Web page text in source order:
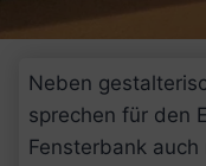
Neben
sprechen für den
Fensterbank